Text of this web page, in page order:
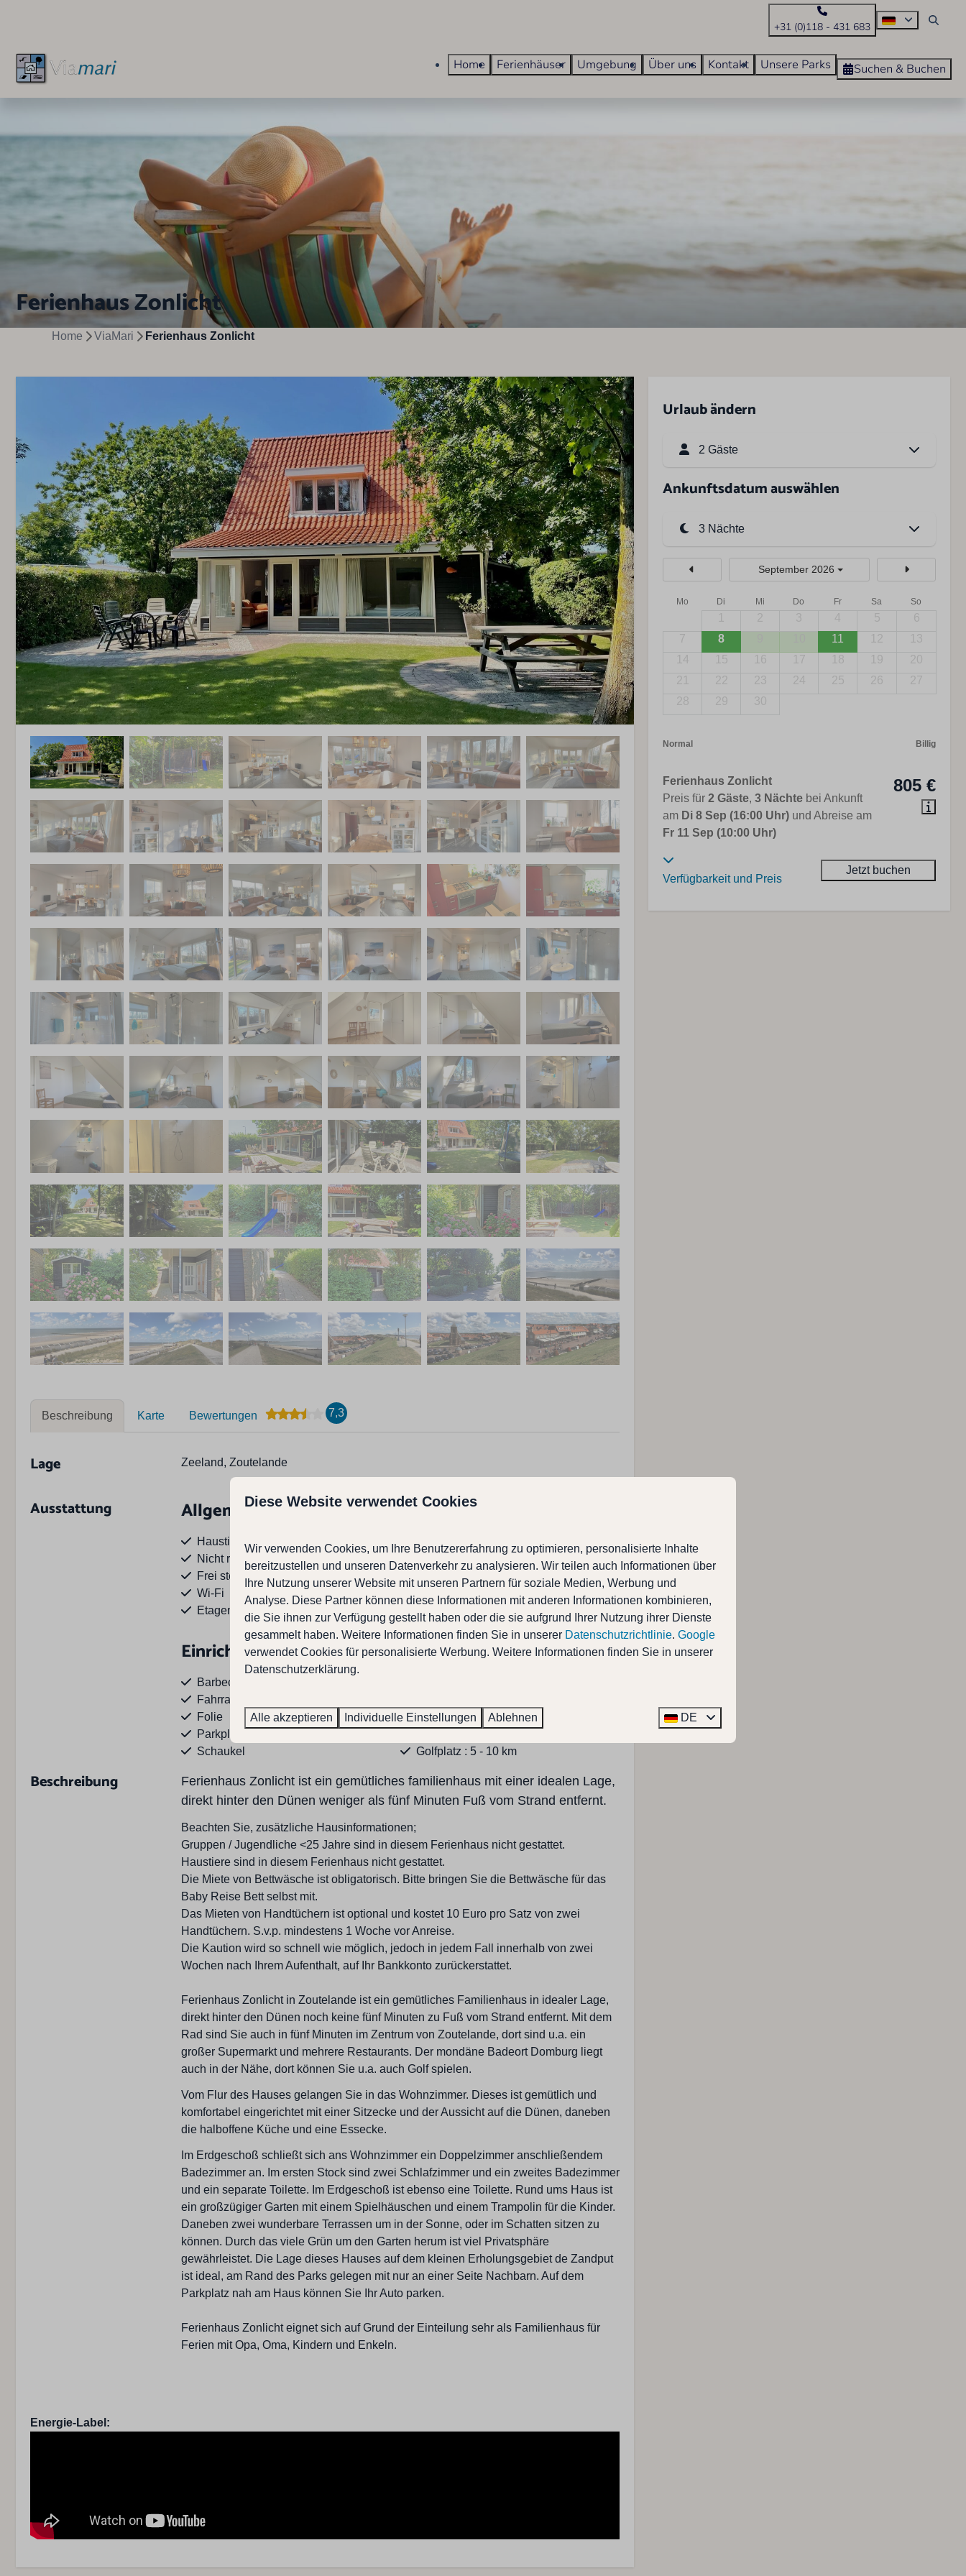
+31 (0)118 - 431 683
Home Ferienhäuser Umgebung Über uns Kontakt Unsere Parks Suchen & Buchen
Ferienhaus Zonlicht
Home ViaMari Ferienhaus Zonlicht
Beschreibung Karte Bewertungen 7,3
Lage Zeeland, Zoutelande
Ausstattung Allgemeine Daten
Haustiere nicht erlaubt
Nicht rauchen
Frei stehend
Wi-Fi
Etagen: 2
Einrichtungen innerhalb
Kinderstühl : 1
Boden Wohnraum: Fliesen
Boden von der Schlafzimmer: Laminat
Waschmaschine
Einrichtungen außerhalb
Barbecue
Fahrradkeller
Folie
Parkplatz anzahl Auto's : 3
Schaukel
Trampolin (Sommer)
Gartenmöbel
Garten ohne Zaun
Lage Unterkunft
In der Nahe von Strand
Golfplatz : 5 - 10 km
Ruhige Lage
Strand: < 1 KM
Laden: 1 - 5 KM
Küche
Anzahl der Kerne : 4
Toaster
Essplatz
Filter Kaffeemaschine
Kochen auf Gas
Nespresso Kaffeemaschine
Offene Küche
Ofen
Art des Ofens: Gas
Wasserkocher
Sanitäre Anlagen
Separate Toilette
Badezimmer im Erdgeschoss
Badezimmer: 2
Gesamtzahl der Duschen: 2
Waschbecken: 2
Schlafzimmer
Einzel Bettdecke: 6
Baby Campingbett: 1
Einzelbett : 4
Schlafzimmern: 3
Zwei Doppelbetten: 1
Fernseher mit drei Deutsche Sender
Fernsehgerät
Sitzbereich
Zeig mehr ↓
Beschreibung
Ferienhaus Zonlicht ist ein gemütliches familienhaus mit einer idealen Lage,
direkt hinter den Dünen weniger als fünf Minuten Fuß vom Strand entfernt.
Beachten Sie, zusätzliche Hausinformationen;
Gruppen / Jugendliche <25 Jahre sind in diesem Ferienhaus nicht gestattet.
Haustiere sind in diesem Ferienhaus nicht gestattet.
Die Miete von Bettwäsche ist obligatorisch. Bitte bringen Sie die Bettwäsche für das
Baby Reise Bett selbst mit.
Das Mieten von Handtüchern ist optional und kostet 10 Euro pro Satz von zwei
Handtüchern. S.v.p. mindestens 1 Woche vor Anreise.
Die Kaution wird so schnell wie möglich, jedoch in jedem Fall innerhalb von zwei
Wochen nach Ihrem Aufenthalt, auf Ihr Bankkonto zurückerstattet.
Ferienhaus Zonlicht in Zoutelande ist ein gemütliches Familienhaus in idealer Lage,
direkt hinter den Dünen noch keine fünf Minuten zu Fuß vom Strand entfernt. Mit dem
Rad sind Sie auch in fünf Minuten im Zentrum von Zoutelande, dort sind u.a. ein
großer Supermarkt und mehrere Restaurants. Der mondäne Badeort Domburg liegt
auch in der Nähe, dort können Sie u.a. auch Golf spielen.
Vom Flur des Hauses gelangen Sie in das Wohnzimmer. Dieses ist gemütlich und
komfortabel eingerichtet mit einer Sitzecke und der Aussicht auf die Dünen, daneben
die halboffene Küche und eine Essecke.
Im Erdgeschoß schließt sich ans Wohnzimmer ein Doppelzimmer anschließendem
Badezimmer an. Im ersten Stock sind zwei Schlafzimmer und ein zweites Badezimmer
und ein separate Toilette. Im Erdgeschoß ist ebenso eine Toilette. Rund ums Haus ist
ein großzügiger Garten mit einem Spielhäuschen und einem Trampolin für die Kinder.
Daneben zwei wunderbare Terrassen um in der Sonne, oder im Schatten sitzen zu
können. Durch das viele Grün um den Garten herum ist viel Privatsphäre
gewährleistet. Die Lage dieses Hauses auf dem kleinen Erholungsgebiet de Zandput
ist ideal, am Rand des Parks gelegen mit nur an einer Seite Nachbarn. Auf dem
Parkplatz nah am Haus können Sie Ihr Auto parken.
Ferienhaus Zonlicht eignet sich auf Grund der Einteilung sehr als Familienhaus für
Ferien mit Opa, Oma, Kindern und Enkeln.
Energie-Label:
Urlaub ändern
2 Gäste
Ankunftsdatum auswählen
September 2026
Mo Di Mi Do Fr Sa So
2 3 4 5
6
7
8 11 12
13
14
15 16 17 18 19
20
21
22 23 24 25 26
27
28
29 30
Normal Billig
805 €
Ferienhaus Zonlicht
Preis für 2 Gäste, 3 Nächte bei Ankunft
am Di 8 Sep (16:00 Uhr) und Abreise am
Fr 11 Sep (10:00 Uhr)
Verfügbarkeit und Preis
Jetzt buchen
Diese Website verwendet Cookies
Wir verwenden Cookies, um Ihre Benutzererfahrung zu optimieren, personalisierte Inhalte
bereitzustellen und unseren Datenverkehr zu analysieren. Wir teilen auch Informationen über
Ihre Nutzung unserer Website mit unseren Partnern für soziale Medien, Werbung und
Analyse. Diese Partner können diese Informationen mit anderen Informationen kombinieren,
die Sie ihnen zur Verfügung gestellt haben oder die sie aufgrund Ihrer Nutzung ihrer Dienste
gesammelt haben. Weitere Informationen finden Sie in unserer Datenschutzrichtlinie. Google
verwendet Cookies für personalisierte Werbung. Weitere Informationen finden Sie in unserer
Datenschutzerklärung.
Alle akzeptieren Individuelle Einstellungen Ablehnen DE